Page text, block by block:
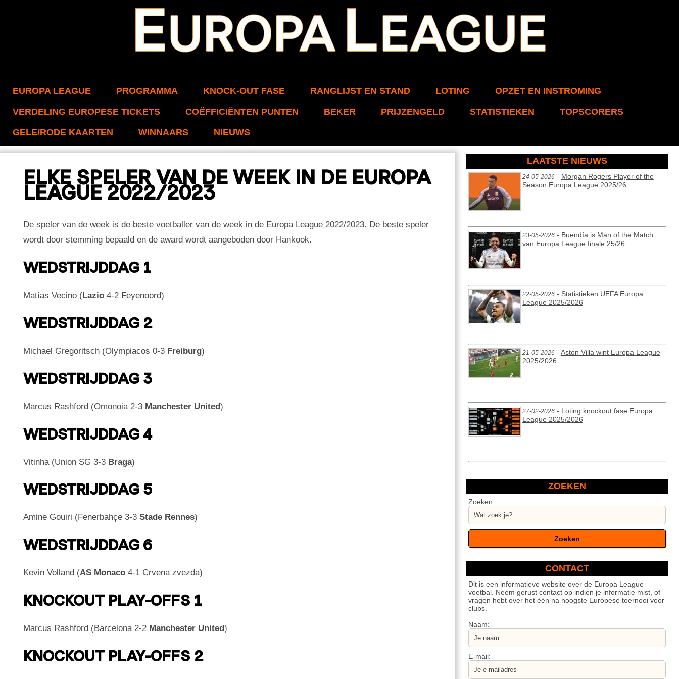
EUROPA LEAGUE PROGRAMMA KNOCK-OUT FASE RANGLIJST EN STAND LOTING OPZET EN INSTROMING
VERDELING EUROPESE TICKETS COËFFICIËNTEN PUNTEN BEKER PRIJZENGELD STATISTIEKEN TOPSCORERS
GELE/RODE KAARTEN WINNAARS NIEUWS
ELKE SPELER VAN DE WEEK IN DE EUROPA
LEAGUE 2022/2023
De speler van de week is de beste voetballer van de week in de Europa League 2022/2023. De beste speler
wordt door stemming bepaald en de award wordt aangeboden door Hankook.
WEDSTRIJDDAG 1
Matías Vecino (Lazio4-2 Feyenoord)
WEDSTRIJDDAG 2
Michael Gregoritsch (Olympiacos 0-3 Freiburg)
WEDSTRIJDDAG 3
Marcus Rashford (Omonoia 2-3 Manchester United)
WEDSTRIJDDAG 4
Vitinha (Union SG 3-3 Braga)
WEDSTRIJDDAG 5
Amine Gouiri (Fenerbahçe 3-3Stade Rennes)
WEDSTRIJDDAG 6
Kevin Volland (AS Monaco4-1 Crvena zvezda)
KNOCKOUT PLAY-OFFS 1
Marcus Rashford (Barcelona 2-2 Manchester United)
KNOCKOUT PLAY-OFFS 2
LAATSTE NIEUWS
24-05-2026- Morgan Rogers Player of the
Season Europa League 2025/26
23-05-2026- Buendía is Man of the Match
van Europa League finale 25/26
22-05-2026- Statistieken UEFA Europa
League 2025/2026
21-05-2026- Aston Villa wint Europa League
2025/2026
27-02-2026- Loting knockout fase Europa
League 2025/2026
ZOEKEN
Zoeken:
CONTACT
Dit is een informatieve website over de Europa League
voetbal. Neem gerust contact op indien je informatie mist, of
vragen hebt over het één na hoogste Europese toernooi voor
clubs.
Naam:
E-mail: